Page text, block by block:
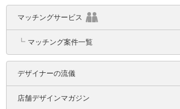
マッチングサービス
┗ マッチング案件一覧
デザイナーの流儀
店舗デザインマガジン